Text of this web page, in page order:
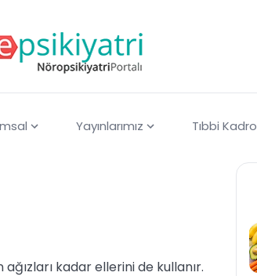
Yayınlarımız Tıbbi Kadro
kadar ellerini de kullanır.